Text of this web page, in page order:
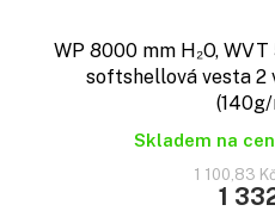
WP 8000 mm H₂O,
softshellová vesta 2
(140g/
Skladem na
1 100,83
1